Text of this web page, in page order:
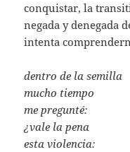
conquistar, la
negada y denegada
intenta
dentro de la semilla
mucho tiempo
me pregunté:
¿vale la pena
esta violencia: